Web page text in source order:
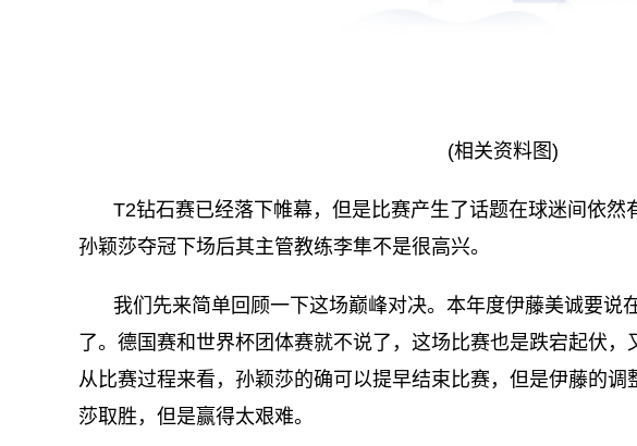
(相关资料图)
T2钻石赛已经落下帷幕，但是比赛产生了话题在球迷间依然
孙颖莎夺冠下场后其主管教练李隼不是很高兴。
我们先来简单回顾一下这场巅峰对决。本年度伊藤美诚要说
了。德国赛和世界杯团体赛就不说了，这场比赛也是跌宕起伏
从比赛过程来看，孙颖莎的确可以提早结束比赛，但是伊藤的
莎取胜，但是赢得太艰难。